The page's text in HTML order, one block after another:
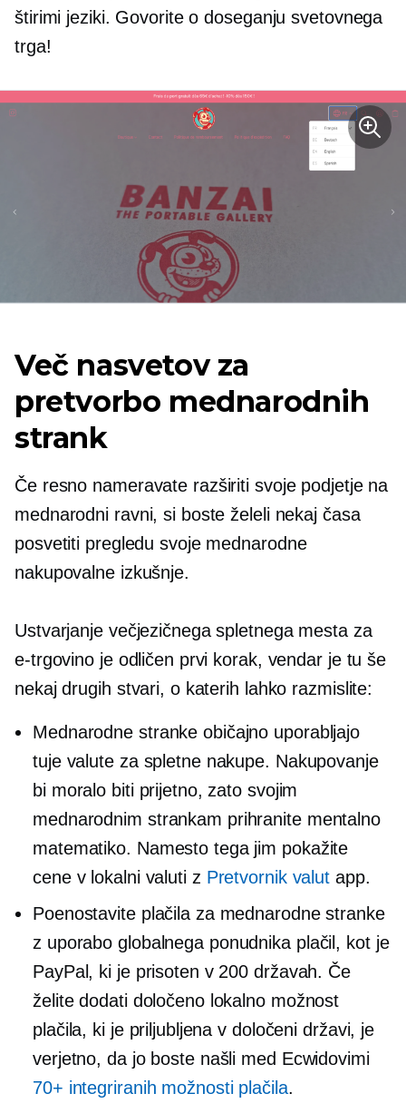
štirimi jeziki. Govorite o doseganju svetovnega
trga!
Več nasvetov za
pretvorbo mednarodnih
strank
Če resno nameravate razširiti svoje podjetje na
mednarodni ravni, si boste želeli nekaj časa
posvetiti pregledu svoje mednarodne
nakupovalne izkušnje.
Ustvarjanje večjezičnega spletnega mesta za
e-trgovino je odličen prvi korak, vendar je tu še
nekaj drugih stvari, o katerih lahko razmislite:
Mednarodne stranke običajno uporabljajo
tuje valute za spletne nakupe. Nakupovanje
bi moralo biti prijetno, zato svojim
mednarodnim strankam prihranite mentalno
matematiko. Namesto tega jim pokažite
cene v lokalni valuti z Pretvornik valut app.
Poenostavite plačila za mednarodne stranke
z uporabo globalnega ponudnika plačil, kot je
PayPal, ki je prisoten v 200 državah. Če
želite dodati določeno lokalno možnost
plačila, ki je priljubljena v določeni državi, je
verjetno, da jo boste našli med Ecwidovimi
70+ integriranih možnosti plačila.